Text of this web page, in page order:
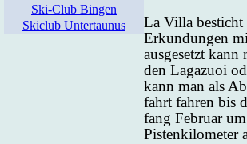
La Vil­la be­sticht
Er­kun­dun­gen
aus­ge­setzt
den La­ga­zu­oi
kann man als
fahrt fah­ren bis
fang Fe­bru­ar
Pis­ten­ki­lo­me­ter
Ski-Club Bin­gen
Skic­lub Un­ter­tau­nus